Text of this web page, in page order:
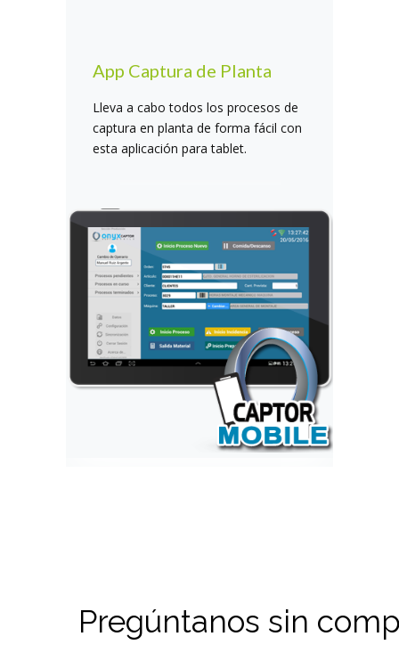
App Captura de Planta
Lleva a cabo todos los procesos de
captura en planta de forma fácil con
esta aplicación para tablet.
Pregúntanos sin